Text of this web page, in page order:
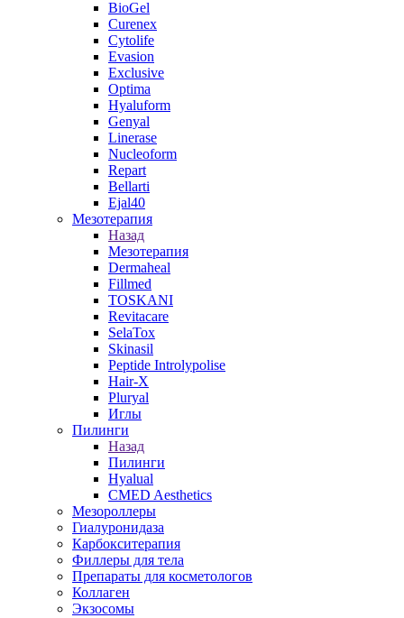
BioGel
Curenex
Cytolife
Evasion
Exclusive
Optima
Hyaluform
Genyal
Linerase
Nucleoform
Repart
Bellarti
Ejal40
Мезотерапия
Назад
Мезотерапия
Dermaheal
Fillmed
TOSKANI
Revitacare
SelaTox
Skinasil
Peptide Introlypolise
Hair-X
Pluryal
Иглы
Пилинги
Назад
Пилинги
Hyalual
CMED Aesthetics
Мезороллеры
Гиалуронидаза
Карбокситерапия
Филлеры для тела
Препараты для косметологов
Коллаген
Экзосомы